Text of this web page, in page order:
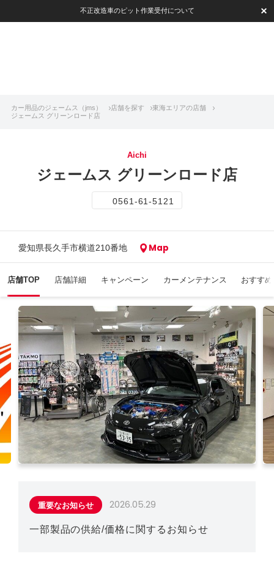
不正改造車のピット作業受付について
カー用品のジェームス（jms） 店舗を探す
東海エリアの店舗
ジェームス グリーンロード店
Aichi
ジェームス グリーンロード店
0561-61-5121
愛知県長久手市横道210番地 Map
店舗TOP 店舗詳細 キャンペーン カーメンテナンス おすす
重要なお知らせ 2026.05.29
一部製品の供給/価格に関するお知らせ